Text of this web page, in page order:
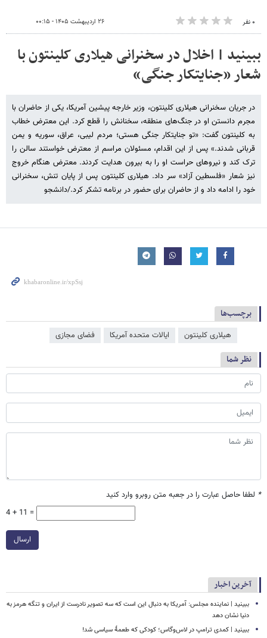
۰ نفر ۲۶ اردیبهشت ۱۴۰۵ - ۰۰:۱۵
ببینید | اخلال در سخنرانی هیلاری کلینتون با
شعار «جنایتکار جنگی»
در جریان سخنرانی هیلاری کلینتون، وزیر خارجه پیشین آمریکا، یکی از حاضران با
مجرم دانستن او در جنگ‌های منطقه، سخنانش را قطع کرد. این معترض خطاب
به کلینتون گفت: «تو جنایتکار جنگی هستی؛ مردم لیبی، عراق، سوریه و یمن
قربانی شدند.» پس از این اقدام، مسئولان مراسم از معترض خواستند سالن را
ترک کند و نیروهای حراست او را به بیرون هدایت کردند. معترض هنگام خروج
نیز شعار «فلسطین آزاد» سر داد. هیلاری کلینتون پس از پایان تنش، سخنرانی
خود را ادامه داد و از حاضران برای حضور در برنامه تشکر کرد./دانشجو
برچسب‌ها
هیلاری کلینتون ایالات متحده آمریکا فضای مجازی
نظر شما
* لطفا حاصل عبارت را در جعبه متن روبرو وارد کنید
4 + 11 =
ارسال
آخرین اخبار
ببینید | نماینده مجلس: آمریکا به دنبال این است که سه تصویر نادرست از ایران و تنگه هرمز به
دنیا نشان دهد
ببینید | کمدی ترامپ در لاس‌وگاس؛ کودکی که طعمۀ سیاسی شد!